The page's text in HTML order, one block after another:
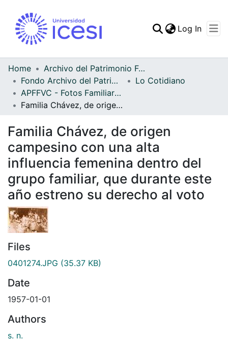
Statistics
Log In
Home
Archivo del Patrimonio Fotográfico y Fílmico del Valle del Cauca
Fondo Archivo del Patrimonio Fotográfico y Fílmico del Valle del Cauca
Lo Cotidiano
APFFVC - Fotos Familiares - Patrimonial
Familia Chávez, de origen campesino con una alta influencia femenina dentro del grupo familiar, que durante este año estreno su derecho al voto
Familia Chávez, de origen
campesino con una alta
influencia femenina dentro del
grupo familiar, que durante este
año estreno su derecho al voto
Files
0401274.JPG (35.37 KB)
Date
1957-01-01
Authors
s. n.